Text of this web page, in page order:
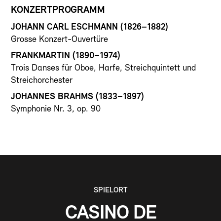
KONZERTPROGRAMM
JOHANN CARL ESCHMANN (1826–1882)
Grosse Konzert-Ouvertüre
FRANKMARTIN (1890–1974)
Trois Danses für Oboe, Harfe, Streichquintett und
Streichorchester
JOHANNES BRAHMS (1833–1897)
Symphonie Nr. 3, op. 90
SPIELORT
CASINO DE